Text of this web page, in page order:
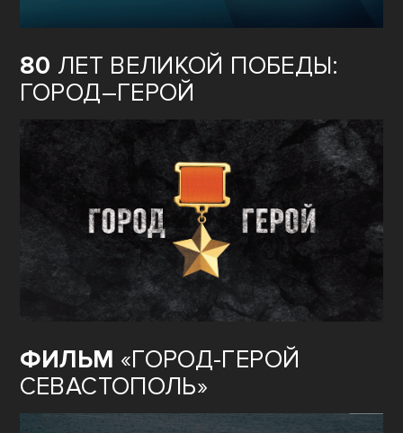
80 ЛЕТ ВЕЛИКОЙ ПОБЕДЫ:
ГОРОД–ГЕРОЙ
ФИЛЬМ «ГОРОД-ГЕРОЙ
СЕВАСТОПОЛЬ»